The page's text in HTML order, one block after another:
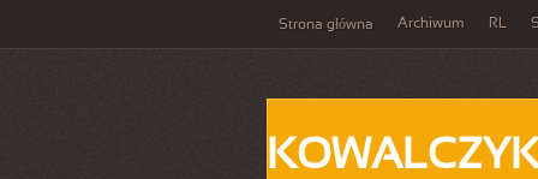
Strona główna Archiwum RL